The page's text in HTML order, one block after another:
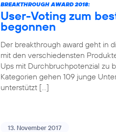
BREAKTHROUGH AWARD 2018:
User-Voting zum
begonnen
Der breakthrough award geht in
mit den verschiedensten
Ups mit Durchbruchpotenzial zu
Kategorien gehen 109 junge
unterstützt […]
13. November 2017